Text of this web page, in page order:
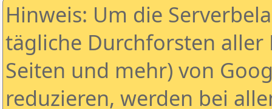
Hinweis: Um die
tägliche Durchforsten aller
Seiten und mehr) von
reduzieren, werden bei